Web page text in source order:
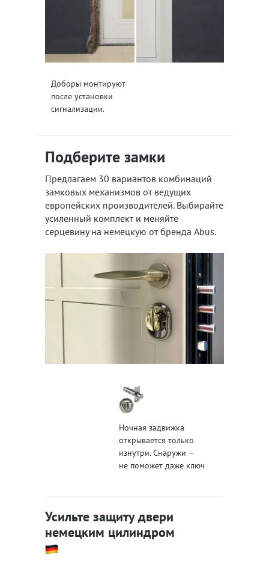
Доборы монтируют
после установки
сигнализации.
Подберите замки
Предлагаем 30 вариантов комбинаций
замковых механизмов от ведущих
европейских производителей. Выбирайте
усиленный комплект и меняйте
серцевину на немецкую от бренда Abus.
Ночная задвижка
открывается только
изнутри. Снаружи —
не поможет даже ключ
Усильте защиту двери
немецким цилиндром